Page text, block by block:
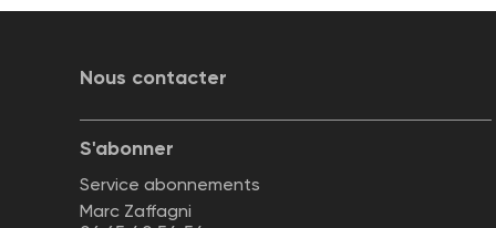
Nous contacter
S'abonner
Service abonnements
Marc Zaffagni